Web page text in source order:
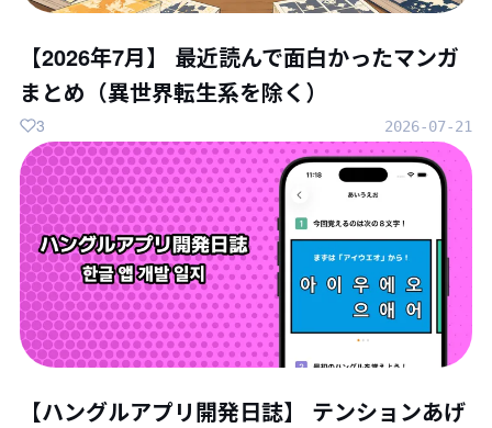
【2026年7月】 最近読んで面白かったマンガ
まとめ（異世界転生系を除く）
2026-07-21
3
【ハングルアプリ開発日誌】 テンションあげ